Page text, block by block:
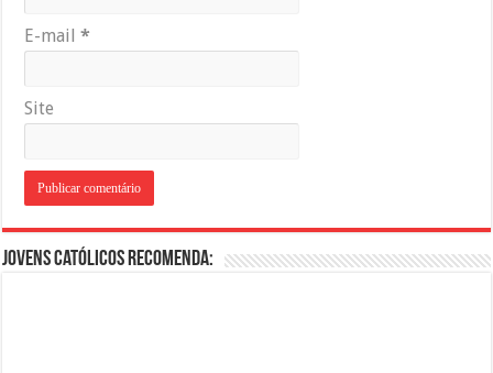
E-mail*
Site
Jovens Católicos Recomenda: